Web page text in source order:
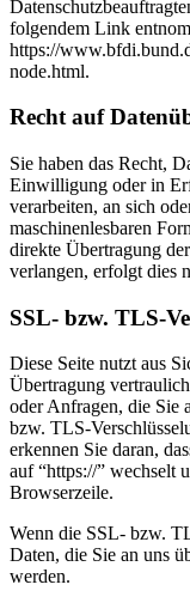
folgendem Link
https://
node.html.
Recht auf
Sie haben das Recht,
Einwilligung oder in
verarbeiten, an sich
maschinenlesbaren
direkte Übertragung
verlangen, erfolgt dies
SSL- bzw. TLS-
Diese Seite nutzt aus
Übertragung
oder Anfragen, die Sie
bzw. TLS-
erkennen Sie daran,
auf “https://” wechselt
Browserzeile.
Wenn die SSL- bzw.
Daten, die Sie an uns
werden.